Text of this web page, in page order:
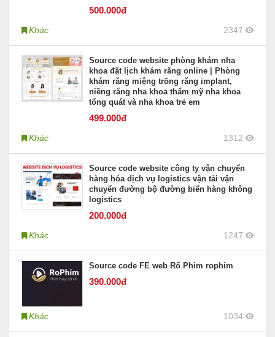
500.000đ
Khác 2347
Source code website phòng khám nha
khoa đặt lịch khám răng online | Phòng
khám răng miệng trồng răng implant,
niềng răng nha khoa thẩm mỹ nha khoa
tổng quát và nha khoa trẻ em
499.000đ
Khác 1312
Source code website công ty vận chuyển
hàng hóa dịch vụ logistics vận tải vận
chuyển đường bộ đường biển hàng không
logistics
200.000đ
Khác 1247
Source code FE web Rổ Phim rophim
390.000đ
Khác 1034